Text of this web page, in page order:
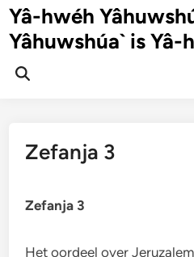
Ga
naar
inhoud
Yâ-hwéh
Yâhuwshúa` is Yâ-
Zoeken
Zefanja 3
Zefanja 3
Het oordeel over Jeruzalem